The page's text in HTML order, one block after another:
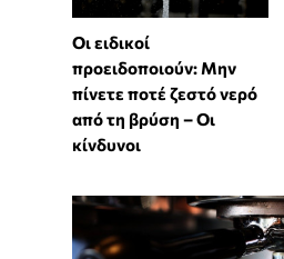
Οι ειδικοί
προειδοποιούν: Μην
πίνετε ποτέ ζεστό νερό
από τη βρύση – Οι
κίνδυνοι